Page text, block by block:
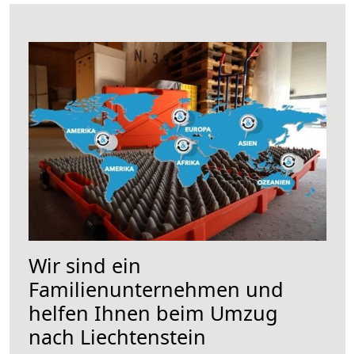
Wir sind ein
Familienunternehmen und
helfen Ihnen beim Umzug
nach Liechtenstein